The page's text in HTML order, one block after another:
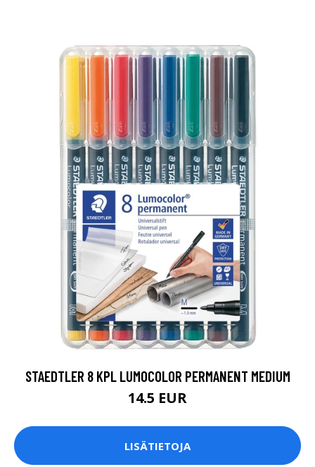
STAEDTLER 8 KPL LUMOCOLOR PERMANENT MEDIUM
14.5 EUR
LISÄTIETOJA